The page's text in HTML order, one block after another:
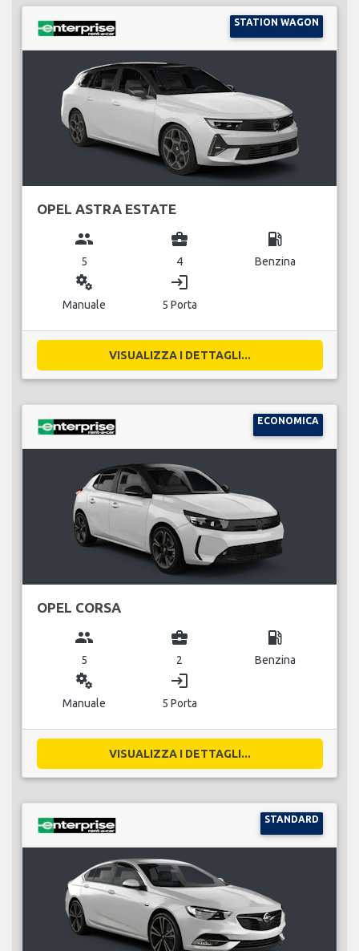
STATION WAGON
OPEL ASTRA ESTATE
group
5
business_center
4
local_gas_station
Benzina
miscellaneous_services
Manuale
login
5 Porta
VISUALIZZA I DETTAGLI...
ECONOMICA
OPEL CORSA
group
5
business_center
2
local_gas_station
Benzina
miscellaneous_services
Manuale
login
5 Porta
VISUALIZZA I DETTAGLI...
STANDARD